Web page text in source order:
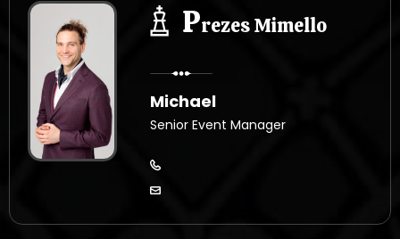
Prezes Mimello
Michael
Senior Event Manager